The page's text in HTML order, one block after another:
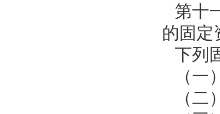
第十
的固定
下列
（
（